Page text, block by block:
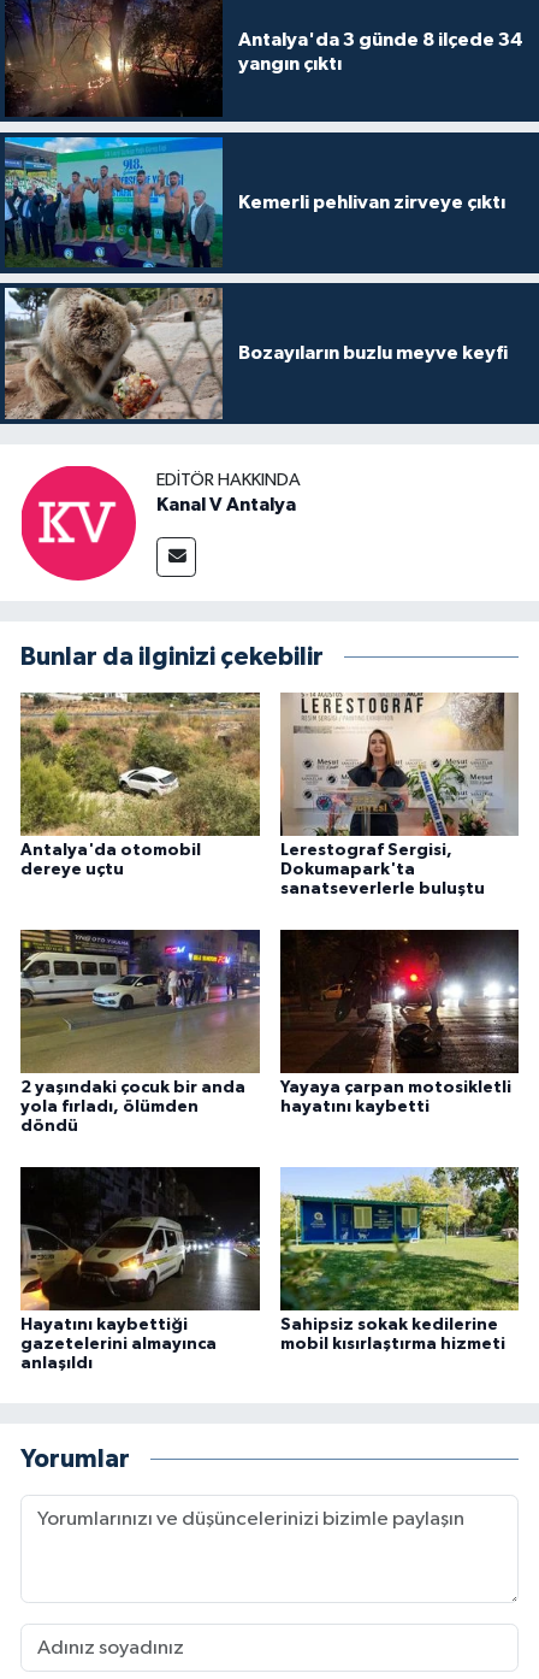
Antalya'da 3 günde 8 ilçede 34
yangın çıktı
Kemerli pehlivan zirveye çıktı
Bozayıların buzlu meyve keyfi
EDITÖR HAKKINDA
Kanal V Antalya
Bunlar da ilginizi çekebilir
Antalya'da otomobil
dereye uçtu
Lerestograf Sergisi,
Dokumapark'ta
sanatseverlerle buluştu
2 yaşındaki çocuk bir anda
yola fırladı, ölümden
döndü
Yayaya çarpan motosikletli
hayatını kaybetti
Hayatını kaybettiği
gazetelerini almayınca
anlaşıldı
Sahipsiz sokak kedilerine
mobil kısırlaştırma hizmeti
Yorumlar